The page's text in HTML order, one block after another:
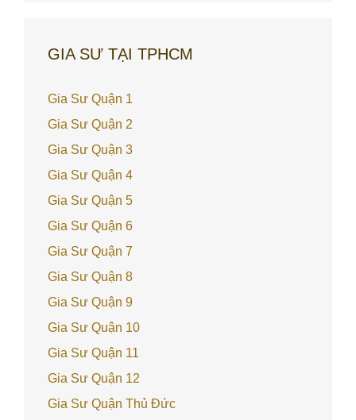
GIA SƯ TẠI TPHCM
Gia Sư Quận 1
Gia Sư Quận 2
Gia Sư Quận 3
Gia Sư Quận 4
Gia Sư Quận 5
Gia Sư Quận 6
Gia Sư Quận 7
Gia Sư Quận 8
Gia Sư Quận 9
Gia Sư Quận 10
Gia Sư Quận 11
Gia Sư Quận 12
Gia Sư Quận Thủ Đức